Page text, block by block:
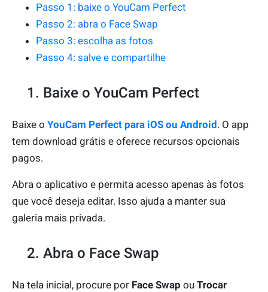
Passo 1: baixe o YouCam Perfect
Passo 2: abra o Face Swap
Passo 3: escolha as fotos
Passo 4: salve e compartilhe
1. Baixe o YouCam Perfect
Baixe o YouCam Perfect para iOS ou Android. O app
tem download grátis e oferece recursos opcionais
pagos.
Abra o aplicativo e permita acesso apenas às fotos
que você deseja editar. Isso ajuda a manter sua
galeria mais privada.
2. Abra o Face Swap
Na tela inicial, procure por Face Swap ou Trocar